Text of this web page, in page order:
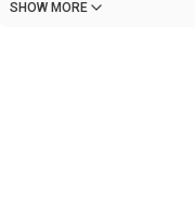
SHOW MORE